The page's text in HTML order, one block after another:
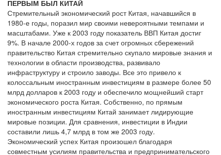
ПЕРВЫМ БЫЛ КИТАЙ
Стремительный экономический рост Китая, начавшийся в
1980-е годы, поразил мир своими невероятными темпами и
масштабами. Уже к 2003 году показатель ВВП Китая достиг
9%. В начале 2000-х годов за счет огромных сбережений
правительство Китая стремительно скупало мировые знания и
технологии в области производства, развивало
инфраструктуру и строило заводы. Все это привело к
колоссальным иностранным инвестициям в размере более 50
млрд долларов к 2003 году и обеспечило мощнейший старт
экономического роста Китая. Собственно, по прямым
иностранным инвестициям Китай занимает лидирующие
мировые позиции. Для сравнения, инвестиции в Индии
составили лишь 4,7 млрд в том же 2003 году.
Экономический успех Китая произошел благодаря
совместным усилиям правительства и предпринимательского